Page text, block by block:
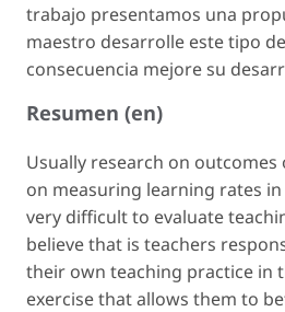
trabajo presentamos una
maestro desarrolle este tipo
consecuencia mejore su
Resumen (en)
Usually research on
on measuring learning rates
very difficult to evaluate
believe that is teachers
their own teaching practice in
exercise that allows them to